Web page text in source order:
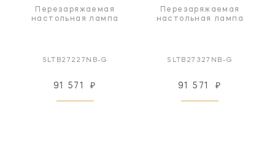
Перезаряжаемая
настольная лампа
SLTB27227NB-G
91 571 ₽
Перезаряжаемая
настольная лампа
SLTB27327NB-G
91 571 ₽